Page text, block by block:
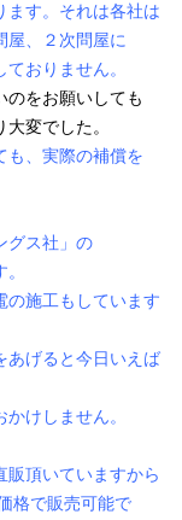
す。それは各社は
、２次問屋に
おりません。
をお願いしても
変でした。
、実際の補償を
ス社」の
施工もしています
げると今日いえば
けしません。
頂いていますから
格で販売可能で